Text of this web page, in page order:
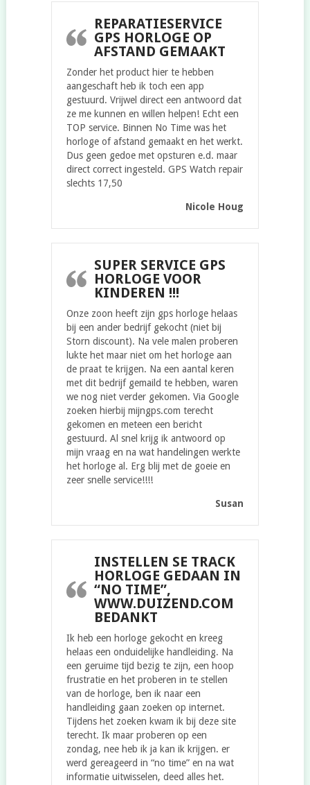
REPARATIESERVICE
GPS HORLOGE OP
AFSTAND GEMAAKT
Zonder het product hier te hebben
aangeschaft heb ik toch een app
gestuurd. Vrijwel direct een antwoord dat
ze me kunnen en willen helpen! Echt een
TOP service. Binnen No Time was het
horloge of afstand gemaakt en het werkt.
Dus geen gedoe met opsturen e.d. maar
direct correct ingesteld. GPS Watch repair
slechts 17,50
Nicole Houg
SUPER SERVICE GPS
HORLOGE VOOR
KINDEREN !!!
Onze zoon heeft zijn gps horloge helaas
bij een ander bedrijf gekocht (niet bij
Storn discount). Na vele malen proberen
lukte het maar niet om het horloge aan
de praat te krijgen. Na een aantal keren
met dit bedrijf gemaild te hebben, waren
we nog niet verder gekomen. Via Google
zoeken hierbij mijngps.com terecht
gekomen en meteen een bericht
gestuurd. Al snel krijg ik antwoord op
mijn vraag en na wat handelingen werkte
het horloge al. Erg blij met de goeie en
zeer snelle service!!!!
Susan
INSTELLEN SE TRACK
HORLOGE GEDAAN IN
“NO TIME”,
WWW.DUIZEND.COM
BEDANKT
Ik heb een horloge gekocht en kreeg
helaas een onduidelijke handleiding. Na
een geruime tijd bezig te zijn, een hoop
frustratie en het proberen in te stellen
van de horloge, ben ik naar een
handleiding gaan zoeken op internet.
Tijdens het zoeken kwam ik bij deze site
terecht. Ik maar proberen op een
zondag, nee heb ik ja kan ik krijgen. er
werd gereageerd in “no time” en na wat
informatie uitwisselen, deed alles het.